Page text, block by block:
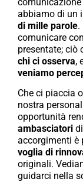
abbiamo di un
di mille parole.
comunicare
presentate; ciò
chi ci osserva,
veniamo
Che ci piaccia
nostra
opportunità
ambasciatori di
accorgimenti è
voglia di
originali.
guidarci nella